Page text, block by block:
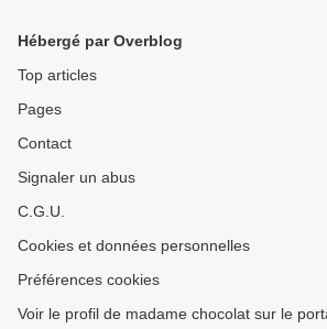
Hébergé par Overblog
Top articles
Pages
Contact
Signaler un abus
C.G.U.
Cookies et données personnelles
Préférences cookies
Voir le profil de madame chocolat sur le